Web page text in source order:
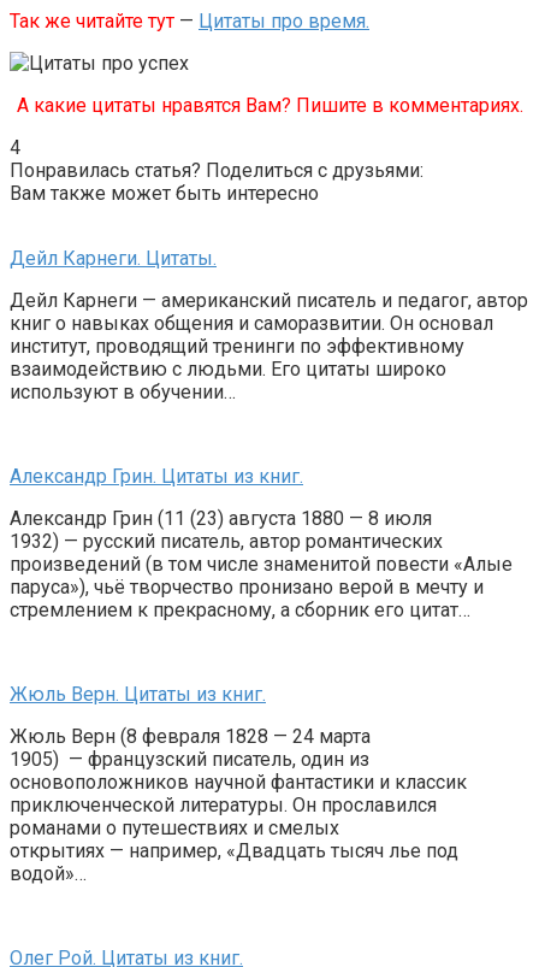
Так же читайте тут — Цитаты про время.
А какие цитаты нравятся Вам? Пишите в комментариях.
4
Понравилась статья? Поделиться с друзьями:
Вам также может быть интересно
Дейл Карнеги. Цитаты.
Дейл Карнеги — американский писатель и педагог, автор
книг о навыках общения и саморазвитии. Он основал
институт, проводящий тренинги по эффективному
взаимодействию с людьми. Его цитаты широко
используют в обучении…
Александр Грин. Цитаты из книг.
Александр Грин (11 (23) августа 1880 — 8 июля
1932) — русский писатель, автор романтических
произведений (в том числе знаменитой повести «Алые
паруса»), чьё творчество пронизано верой в мечту и
стремлением к прекрасному, а сборник его цитат…
Жюль Верн. Цитаты из книг.
Жюль Верн (8 февраля 1828 — 24 марта
1905) — французский писатель, один из
основоположников научной фантастики и классик
приключенческой литературы. Он прославился
романами о путешествиях и смелых
открытиях — например, «Двадцать тысяч лье под
водой»…
Олег Рой. Цитаты из книг.